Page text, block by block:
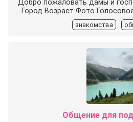
Добро пожаловать дамы и
️Город ️Возраст ️Фото
знакомства
Общение для